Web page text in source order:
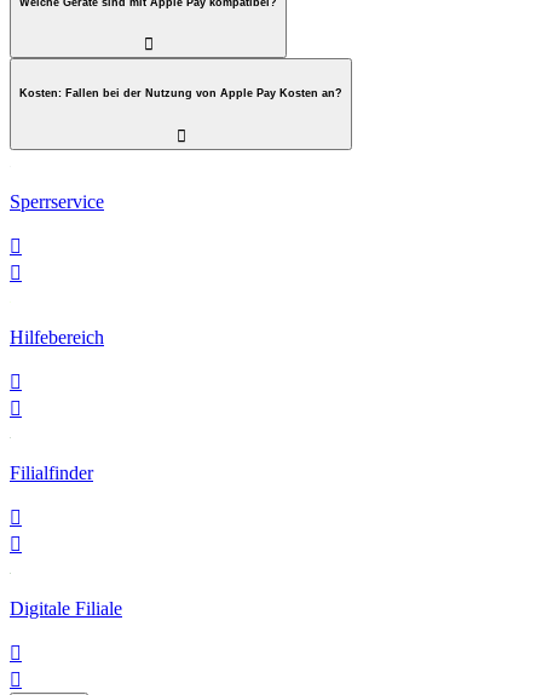

Kosten: Fallen bei der Nutzung von Apple Pay Kosten an?

Sperrservice


Hilfebereich


Filialfinder


Digitale Filiale

